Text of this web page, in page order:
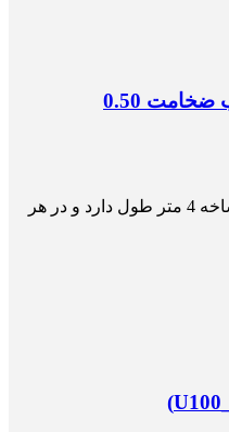
فروش براساس شاخه میباشد هر شاخه 4 متر طول دارد و در هر